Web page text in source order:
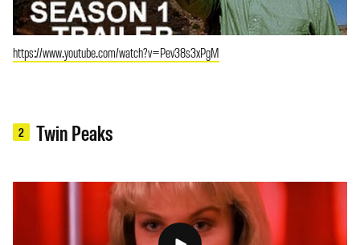
https://www.youtube.com/watch?v=Pev38s3xPgM
2 Twin Peaks